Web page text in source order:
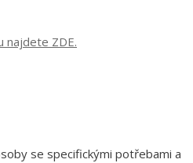
najdete ZDE.
se specifickými potřebami a